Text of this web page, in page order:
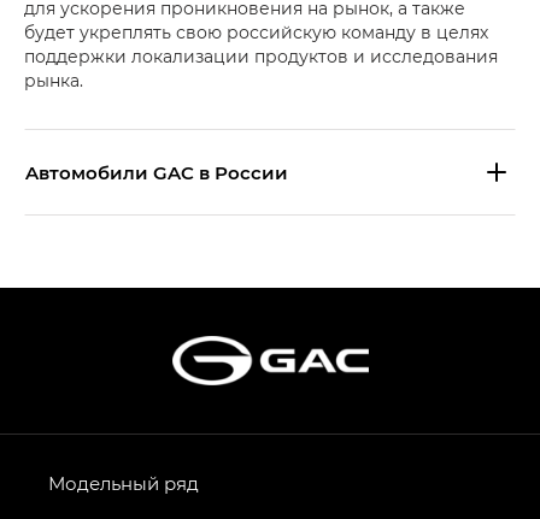
для ускорения проникновения на рынок, а также
будет укреплять свою российскую команду в целях
поддержки локализации продуктов и исследования
рынка.
Aвтомобили GAC в России
Эс Икс ПРЕМИУМ — SX PREMIUM
S7 — Эс 7 (S7) в комплектациях
Эс Икс ПРЕМИУМ — SX PREMIUM, Эс Тэ — ST
в комплектации Экс ПРЕМИУМ — EX PREMIUM
AION V — Айон Ви в комплектациях Экс — EX,
Модельный ряд